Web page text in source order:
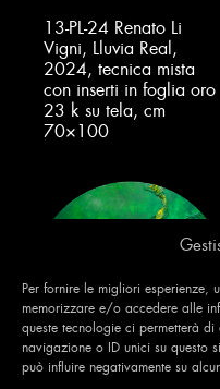
Per fornire le migliori esperienze,
memorizzare e/o accedere alle
queste tecnologie ci permetterà
navigazione o ID unici su questo
può influire negativamente su
13-PL-24 Renato Li
Vigni, Lluvia Real,
2024, tecnica mista
con inserti in foglia oro
23 k su tela, cm
70×100